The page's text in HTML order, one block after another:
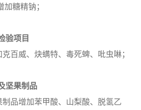
糖精钠；
验项目
百威、炔螨特、毒死蜱、吡虫啉；
坚果制品
制品增加苯甲酸、山梨酸、脱氢乙